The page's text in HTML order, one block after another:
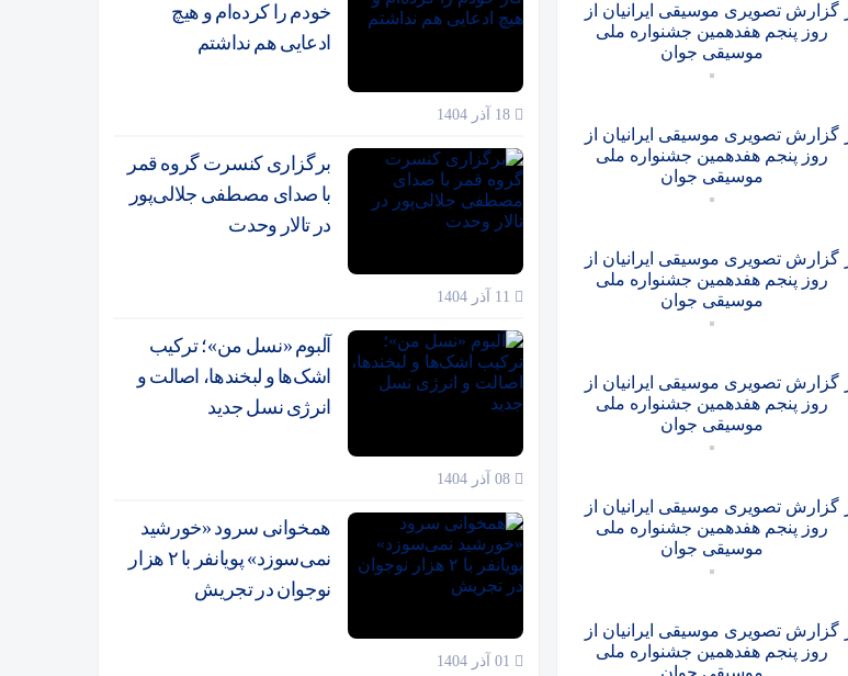
گزارش تصویری موسیقی ایرانیان از
روز پنجم هفدهمین جشنواره ملی
موسیقی جوان
گزارش تصویری موسیقی ایرانیان از
روز پنجم هفدهمین جشنواره ملی
موسیقی جوان
گزارش تصویری موسیقی ایرانیان از
روز پنجم هفدهمین جشنواره ملی
موسیقی جوان
گزارش تصویری موسیقی ایرانیان از
روز پنجم هفدهمین جشنواره ملی
موسیقی جوان
گزارش تصویری موسیقی ایرانیان از
روز پنجم هفدهمین جشنواره ملی
موسیقی جوان
گزارش تصویری موسیقی ایرانیان از
روز پنجم هفدهمین جشنواره ملی
موسیقی جوان
خودم را کرده‌ام و هیچ
ادعایی هم نداشتم
برگزاری کنسرت گروه قمر
با صدای مصطفی جلالی‌پور
در تالار وحدت
آلبوم «نسل من»؛ ترکیب
اشک‌ها و لبخندها، اصالت و
انرژی نسل جدید
همخوانی سرود «خورشید
نمی‌سوزد» پویانفر با ۲ هزار
نوجوان در تجریش